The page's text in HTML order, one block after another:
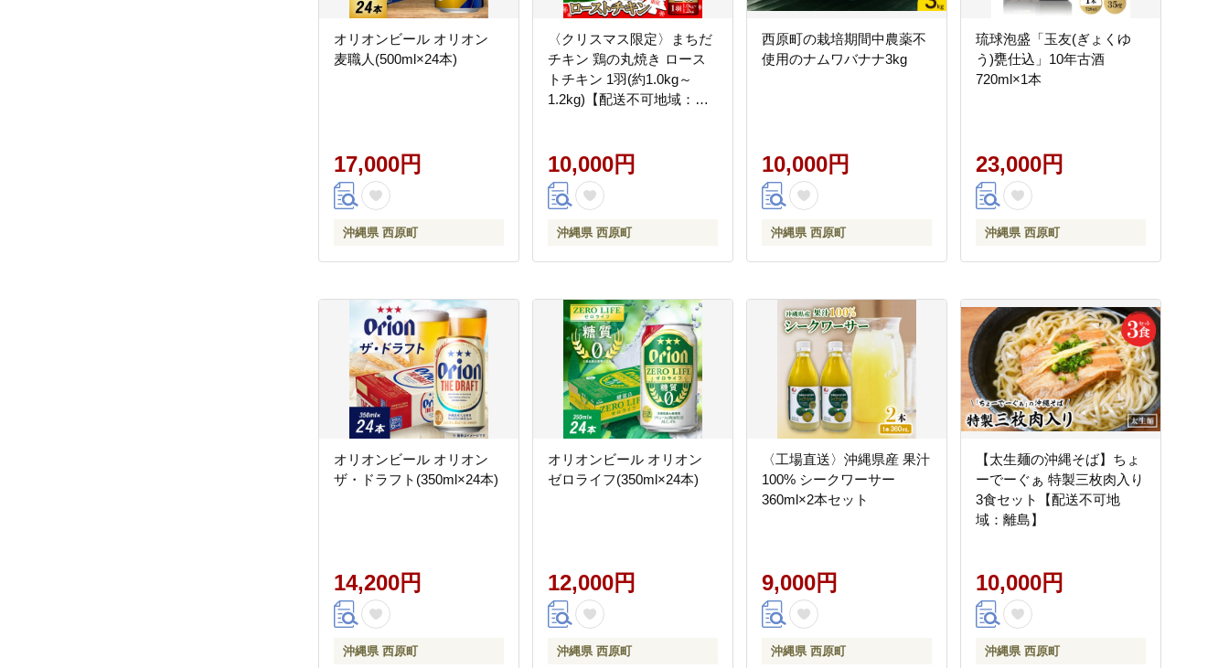
オリオンビール オリオン
麦職人(500ml×24本)
17,000円
沖縄県 西原町
〈クリスマス限定〉まちだ
チキン 鶏の丸焼き ロース
トチキン 1羽(約1.0kg～
1.2kg)【配送不可地域：離
10,000円
沖縄県 西原町
西原町の栽培期間中農薬不
使用のナムワバナナ3kg
10,000円
沖縄県 西原町
琉球泡盛「玉友(ぎょくゆ
う)甕仕込」10年古酒
720ml×1本
23,000円
沖縄県 西原町
オリオンビール オリオン
ザ・ドラフト(350ml×24本)
14,200円
沖縄県 西原町
オリオンビール オリオン
ゼロライフ(350ml×24本)
12,000円
沖縄県 西原町
〈工場直送〉沖縄県産 果汁
100% シークワーサー
360ml×2本セット
9,000円
沖縄県 西原町
【太生麺の沖縄そば】ちょ
ーでーぐぁ 特製三枚肉入り
3食セット【配送不可地
域：離島】
10,000円
沖縄県 西原町